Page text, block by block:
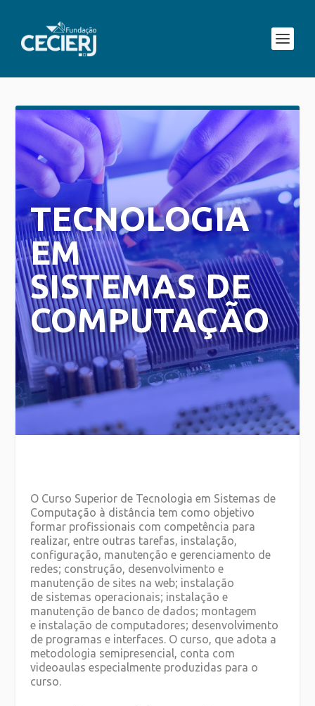
TECNOLOGIA
EM
SISTEMAS DE
COMPUTAÇÃO
O Curso Superior de Tecnologia em Sistemas de
Computação à distância tem como objetivo
formar profissionais com competência para
realizar, entre outras tarefas, instalação,
configuração, manutenção e gerenciamento de
redes; construção, desenvolvimento e
manutenção de sites na web; instalação
de sistemas operacionais; instalação e
manutenção de banco de dados; montagem
e instalação de computadores; desenvolvimento
de programas e interfaces. O curso, que adota a
metodologia semipresencial, conta com
videoaulas especialmente produzidas para o
curso.